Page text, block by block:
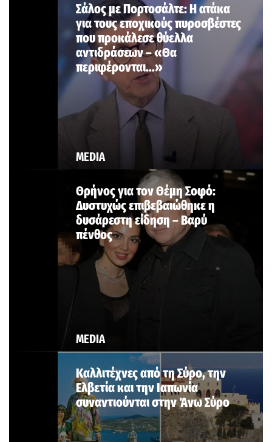
MEDIA
Σάλος με Πορτοσάλτε: Η ατάκα
για τους εποχικούς πυροσβέστες
που προκάλεσε θύελλα
αντιδράσεων – «Θα
περιφέρονται…»
MEDIA
Θρήνος για τον Θέμη Σοφό:
Δυστυχώς επιβεβαιώθηκε η
δυσάρεστη είδηση – Βαρύ
πένθος
Καλλιτέχνες από τη Σύρο, την
Ελβετία και την Ιαπωνία
συναντιούνται στην Άνω Σύρο